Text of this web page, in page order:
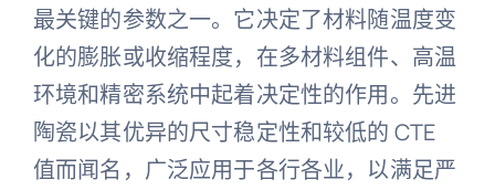
最关键的参数之一。它决定了材料随温度变
化的膨胀或收缩程度，在多材料组件、高温
环境和精密系统中起着决定性的作用。先进
陶瓷以其优异的尺寸稳定性和较低的 CTE
值而闻名，广泛应用于各行各业，以满足严